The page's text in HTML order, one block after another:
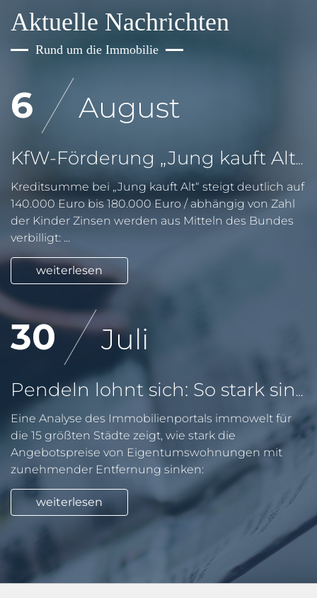
Aktuelle Nachrichten
Rund um die Immobilie
6 August
KfW-Förderung „Jung kauft Alt“: Höhere Kredite ab August 2026
Kreditsumme bei „Jung kauft Alt“ steigt deutlich auf
140.000 Euro bis 180.000 Euro / abhängig von Zahl
der Kinder Zinsen werden aus Mitteln des Bundes
verbilligt: ...
weiterlesen
30 Juli
Pendeln lohnt sich: So stark sinken Wohnungspreise im Umland
Eine Analyse des Immobilienportals immowelt für
die 15 größten Städte zeigt, wie stark die
Angebotspreise von Eigentumswohnungen mit
zunehmender Entfernung sinken:
weiterlesen